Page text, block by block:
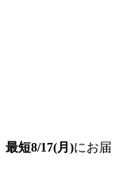
最短8/17(月)にお届